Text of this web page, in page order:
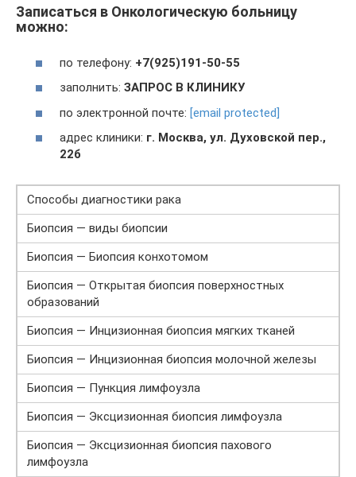
Записаться в Онкологическую больницу
можно:
по телефону: +7(925)191-50-55
заполнить: ЗАПРОС В КЛИНИКУ
по электронной почте: [email protected]
адрес клиники: г. Москва, ул. Духовской пер.,
22б
Способы диагностики рака
Биопсия — виды биопсии
Биопсия — Биопсия конхотомом
Биопсия — Открытая биопсия поверхностных
образований
Биопсия — Инцизионная биопсия мягких тканей
Биопсия — Инцизионная биопсия молочной железы
Биопсия — Пункция лимфоузла
Биопсия — Эксцизионная биопсия лимфоузла
Биопсия — Эксцизионная биопсия пахового
лимфоузла